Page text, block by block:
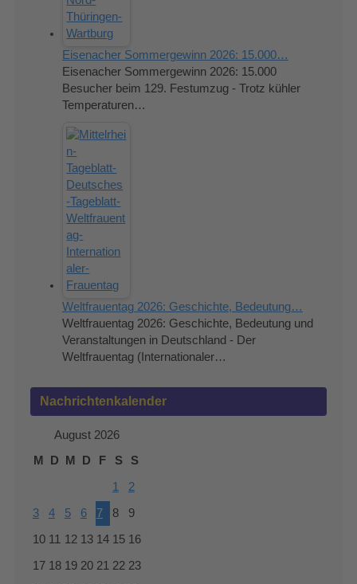
Eisenacher Sommergewinn 2026: 15.000…
Eisenacher Sommergewinn 2026: 15.000
Besucher beim 129. Festumzug - Trotz kühler
Temperaturen…
Weltfrauentag 2026: Geschichte, Bedeutung…
Weltfrauentag 2026: Geschichte, Bedeutung und
Veranstaltungen in Deutschland - Der
Weltfrauentag (Internationaler…
Nachrichtenkalender
August 2026
M
D M D F S S
1 2
3 4 5 6 7 8 9
10 11 12 13 14 15 16
17 18 19 20 21 22 23